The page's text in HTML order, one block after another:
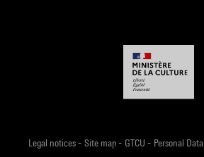
Legal notices- Site map- GTCU - Personal Data